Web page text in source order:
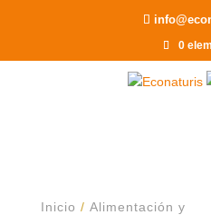
0
Inicio / Alimentación y